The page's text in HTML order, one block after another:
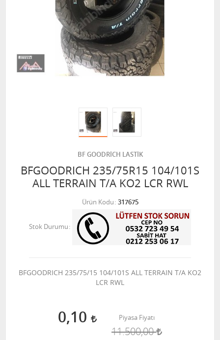
BF GOODRİCH LASTİK
BFGOODRICH 235/75R15 104/101S
ALL TERRAIN T/A KO2 LCR RWL
Ürün Kodu 317675
Stok Durumu
BFGOODRICH 235/75/15 104/101S ALL TERRAIN T/A KO2
LCR RWL
0,10 Piyasa Fiyatı
11.500,00